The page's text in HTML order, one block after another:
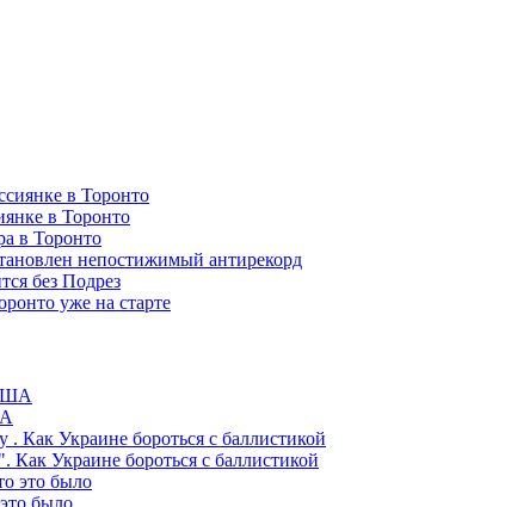
в Торонто
в Торонто
непостижимый антирекорд
без Подрез
уже на старте
Как Украине бороться с баллистикой
было